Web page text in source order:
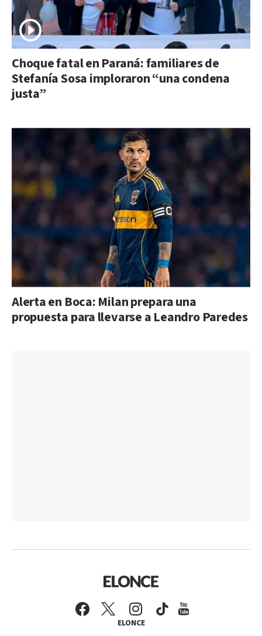
Choque fatal en Paraná: familiares de
Stefanía Sosa imploraron “una condena
justa”
Alerta en Boca: Milan prepara una
propuesta para llevarse a Leandro Paredes
ELONCE